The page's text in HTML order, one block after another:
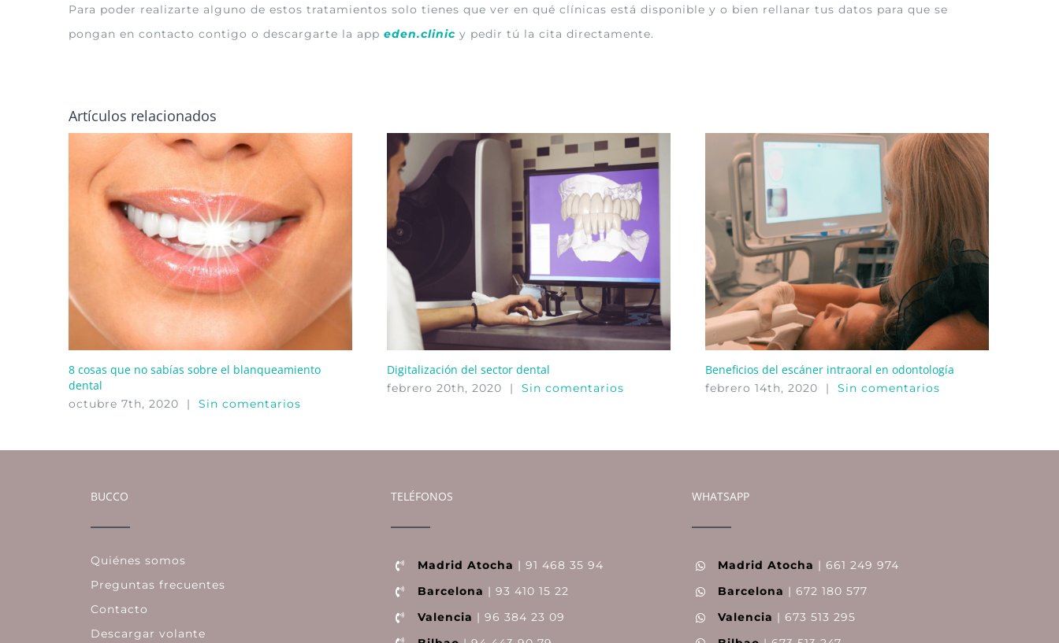
Para poder realizarte alguno de estos tratamientos solo tienes que ver en qué clínicas está disponible y o bien rellanar tus datos para que se
pongan en contacto contigo o descargarte la app eden.clinic y pedir tú la cita directamente.
Artículos relacionados
8 cosas que no sabías sobre el blanqueamiento
dental
octubre 7th, 2020 | Sin comentarios
Digitalización del sector dental
febrero 20th, 2020 | Sin comentarios
Beneficios del escáner intraoral en odontología
febrero 14th, 2020 | Sin comentarios
BUCCO
Quiénes somos
Preguntas frecuentes
Contacto
Descargar volante
TELÉFONOS
Madrid Atocha | 91 468 35 94
Barcelona | 93 410 15 22
Valencia | 96 384 23 09
WHATSAPP
Madrid Atocha | 661 249 974
Barcelona | 672 180 577
Valencia | 673 513 295